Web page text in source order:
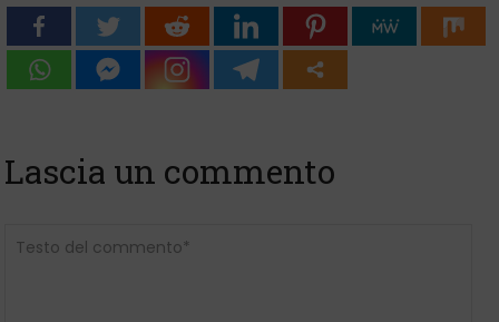
Lascia un commento